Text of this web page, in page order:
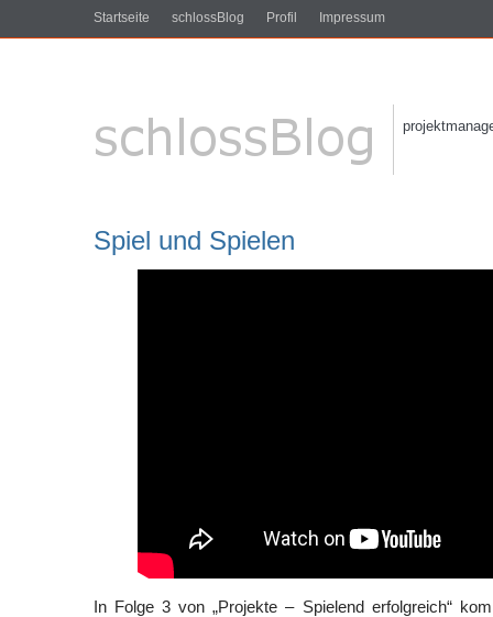
Startseite schlossBlog Profil Impressum
Spiel und Spielen
In Folge 3 von „Projekte – Spielend erfolgreich“